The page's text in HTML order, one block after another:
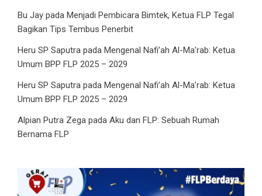
Bu Jay pada Menjadi Pembicara Bimtek, Ketua FLP Tegal
Bagikan Tips Tembus Penerbit
Heru SP Saputra pada Mengenal Nafi’ah Al-Ma’rab: Ketua
Umum BPP FLP 2025 – 2029
Heru SP Saputra pada Mengenal Nafi’ah Al-Ma’rab: Ketua
Umum BPP FLP 2025 – 2029
Alpian Putra Zega pada Aku dan FLP: Sebuah Rumah
Bernama FLP